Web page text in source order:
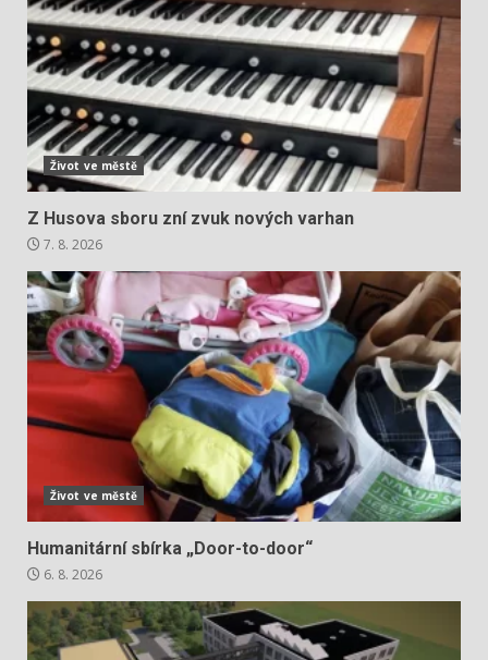
Život ve městě
Z Husova sboru zní zvuk nových varhan
7. 8. 2026
Život ve městě
Humanitární sbírka „Door-to-door“
6. 8. 2026